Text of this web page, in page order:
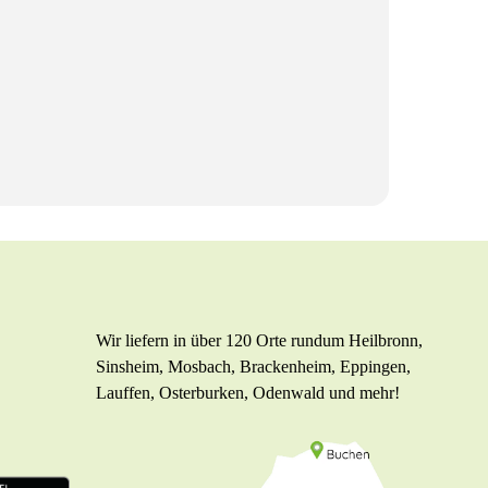
Wir liefern in über 120 Orte rundum Heilbronn,
Sinsheim, Mosbach, Brackenheim, Eppingen,
Lauffen, Osterburken, Odenwald und mehr!